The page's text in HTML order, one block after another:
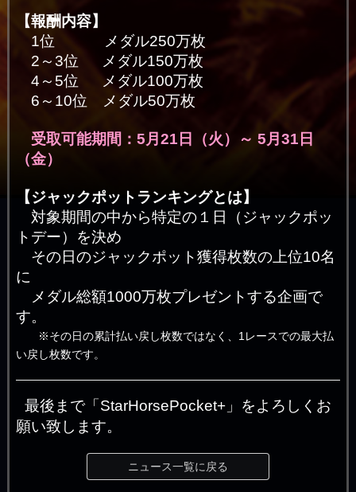
【報酬内容】
1位 メダル250万枚
2～3位 メダル150万枚
4～5位 メダル100万枚
6～10位 メダル50万枚
受取可能期間：5月21 日（火）～ 5月31日
（金）
【ジャックポットランキングとは】
対象期間の中から特定の１日（ジャックポッ
トデー）を決め
その日のジャックポット獲得枚数の上位10名
に
メダル総額1000万枚プレゼントする企画で
す。
※その日の累計払い戻し枚数ではなく、1レースでの最大払
い戻し枚数です。
最後まで「StarHorsePocket+」をよろしくお
願い致します。
ニュース一覧に戻る